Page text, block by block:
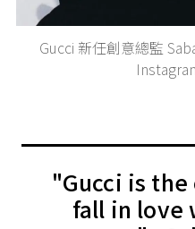
Gucci 新任創意總監
"Gucci is
fall in love